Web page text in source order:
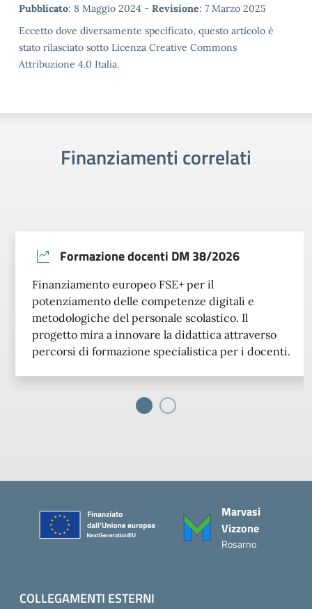
Metadata
Pubblicato: 8 Maggio 2024 - Revisione: 7 Marzo 2025
Eccetto dove diversamente specificato, questo articolo è
stato rilasciato sotto Licenza Creative Commons
Attribuzione 4.0 Italia.
Finanziamenti correlati
Formazione docenti DM 38/2026
Finanziamento europeo FSE+ per il
potenziamento delle competenze digitali e
metodologiche del personale scolastico. Il
progetto mira a innovare la didattica attraverso
percorsi di formazione specialistica per i docenti.
Marvasi
Vizzone
Rosarno
COLLEGAMENTI ESTERNI